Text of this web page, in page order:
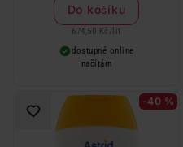
Do košíku
674,50 Kč / lit
dostupné online
načítám
-40 %